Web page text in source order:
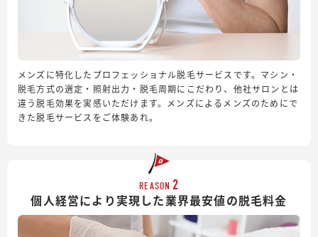
メンズに特化したプロフェッショナル脱毛サービスです。マシン・
脱毛方式の選定・照射出力・脱毛周期にこだわり、他社サロンとは
違う脱毛効果を実感いただけます。メンズによるメンズのためにで
きた脱毛サービスをご体験あれ。
REASON 2
個人経営により実現した業界最安値の脱毛料金